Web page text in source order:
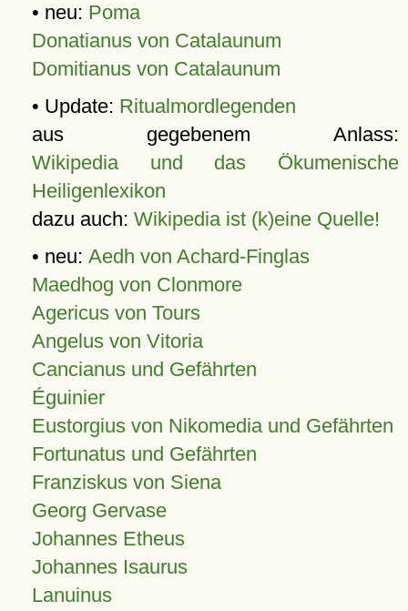
• neu: Poma
Donatianus von Catalaunum
Domitianus von Catalaunum
• Update: Ritualmordlegenden
aus gegebenem Anlass:
Wikipedia und das Ökumenische
Heiligenlexikon
dazu auch: Wikipedia ist (k)eine Quelle!
• neu: Aedh von Achard-Finglas
Maedhog von Clonmore
Agericus von Tours
Angelus von Vitoria
Cancianus und Gefährten
Éguinier
Eustorgius von Nikomedia und Gefährten
Fortunatus und Gefährten
Franziskus von Siena
Georg Gervase
Johannes Etheus
Johannes Isaurus
Lanuinus